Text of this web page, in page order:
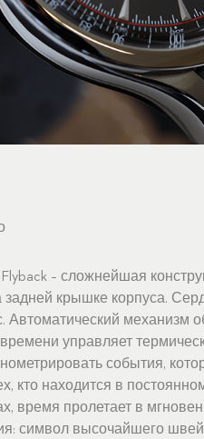
– сложнейшая
крышке корпуса.
Автоматический механизм
управляет
события,
кто находится в
время пролетает в
символ высочайшего